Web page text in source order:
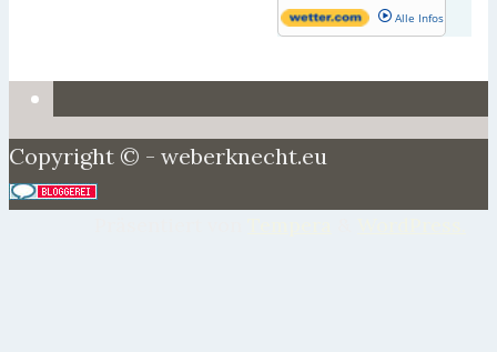
Alle Infos
Copyright © - weberknecht.eu